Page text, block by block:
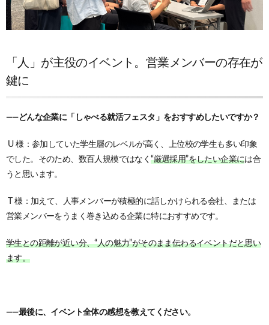
「人」が主役のイベント。営業メンバーの存在が
鍵に
——どんな企業に「しゃべる就活フェスタ」をおすすめしたいですか？
U 様：参加していた学生層のレベルが高く、上位校の学生も多い印象
でした。 そのため、数百人規模ではなく“厳選採用”をしたい企業には合
うと思います。
T 様：加えて、人事メンバーが積極的に話しかけられる会社、または
営業メンバーをうまく巻き込める企業に特におすすめです。
学生との距離が近い分、“人の魅力”がそのまま伝わるイベントだと思い
ます。
——最後に、イベント全体の感想を教えてください。